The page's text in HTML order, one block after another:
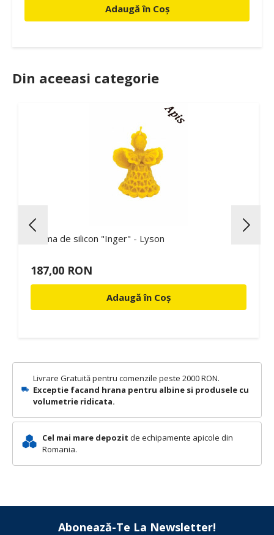
Livrare Gratuită pentru comenzile peste 2000 RON.
Exceptie facand hrana pentru albine si produsele cu
volumetrie ridicata.
Cel mai mare depozit de echipamente apicole din
Romania.
Adaugă în Coș
Din aceeasi categorie
Forma de silicon "Inger" - Lyson
187,00 RON
Adaugă în Coș
Abonează-Te La Newsletter!